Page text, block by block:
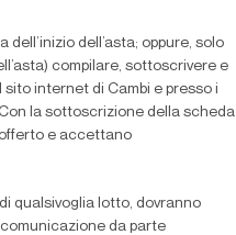
dell’asta; oppure, solo
compilare, sottoscrivere e
internet di Cambi e presso i
la sottoscrizione della scheda
e accettano
qualsivoglia lotto, dovranno
da parte